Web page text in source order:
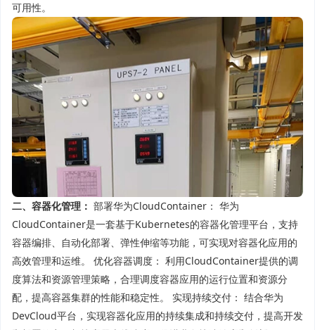
可用性。
二、容器化管理： 部署华为CloudContainer： 华为
CloudContainer是一套基于Kubernetes的容器化管理平台，支持
容器编排、自动化部署、弹性伸缩等功能，可实现对容器化应用的
高效管理和运维。 优化容器调度： 利用CloudContainer提供的调
度算法和资源管理策略，合理调度容器应用的运行位置和资源分
配，提高容器集群的性能和稳定性。 实现持续交付： 结合华为
DevCloud平台，实现容器化应用的持续集成和持续交付，提高开发